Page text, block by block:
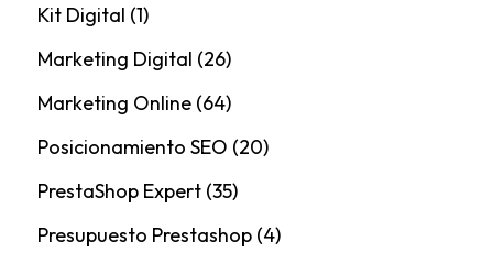
Kit Digital (1)
Marketing Digital (26)
Marketing Online(64)
Posicionamiento SEO (20)
PrestaShop Expert(35)
Presupuesto Prestashop(4)